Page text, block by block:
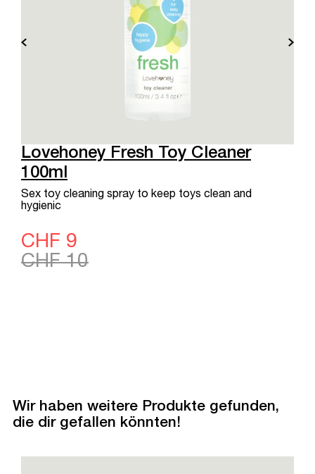
Lovehoney Fresh Toy Cleaner
100ml
Sex toy cleaning spray to keep toys clean and
hygienic
CHF 9
CHF 10
Wir haben weitere Produkte gefunden,
die dir gefallen könnten!